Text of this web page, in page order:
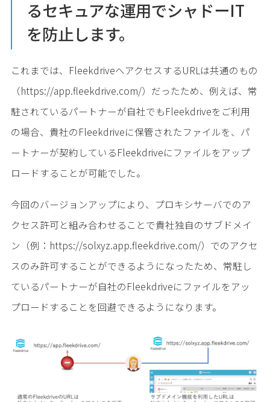
るセキュアな運用でシャドーIT
を防止します。
これまでは、FleekdriveへアクセスするURLは共通のもの
（https://app.fleekdrive.com/）だったため、例えば、常
駐されているパートナーが自社でもFleekdriveをご利用
の場合、貴社のFleekdriveに保管されたファイルを、パ
ートナーが契約しているFleekdriveにファイルをアップ
ロードすることが可能でした。
今回のバージョンアップにより、プロキシサーバでのア
クセス許可と組み合わせることで貴社独自のサブドメイ
ン（例：https://solxyz.app.fleekdrive.com/）でのアクセ
スのみ許可することができるようになったため、常駐し
ているパートナーが自社のFleekdriveにファイルをアッ
プロードすることを回避できるようになります。